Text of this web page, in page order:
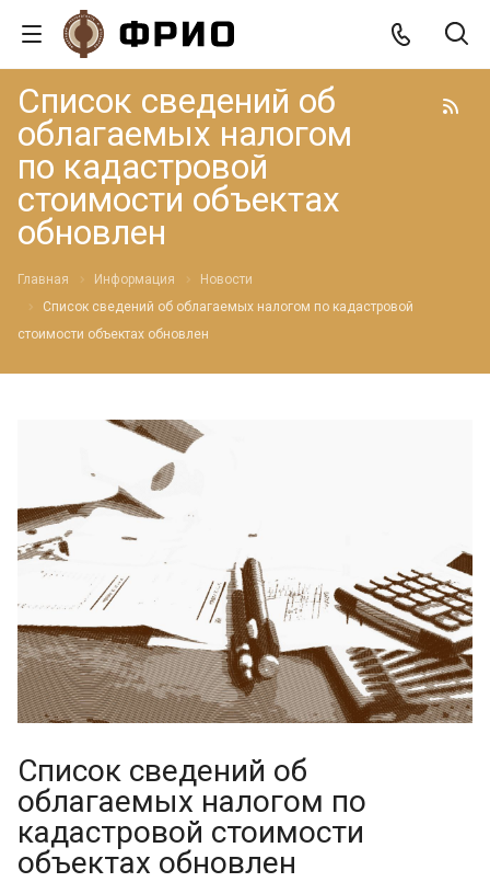
Список сведений об
облагаемых налогом
по кадастровой
стоимости объектах
обновлен
Главная Информация
Новости
Список сведений об облагаемых налогом по кадастровой
стоимости объектах обновлен
Список сведений об
облагаемых налогом по
кадастровой стоимости
объектах обновлен